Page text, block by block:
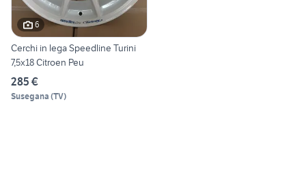
6
Cerchi in lega Speedline Turini
7,5x18 Citroen Peu
285 €
Susegana (TV)